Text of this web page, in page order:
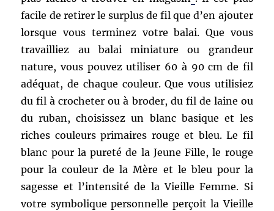
facile de retirer le surplus de fil que d’en ajouter
lorsque vous terminez votre balai. Que vous
travailliez au balai miniature ou grandeur
nature, vous pouvez utiliser 60 à 90 cm de fil
adéquat, de chaque couleur. Que vous utilisiez
du fil à crocheter ou à broder, du fil de laine ou
du ruban, choisissez un blanc basique et les
riches couleurs primaires rouge et bleu. Le fil
blanc pour la pureté de la Jeune Fille, le rouge
pour la couleur de la Mère et le bleu pour la
sagesse et l’intensité de la Vieille Femme. Si
votre symbolique personnelle perçoit la Vieille